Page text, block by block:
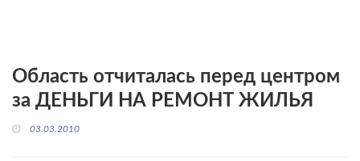
Область отчиталась перед центром
за ДЕНЬГИ НА РЕМОНТ ЖИЛЬЯ
03.03.2010